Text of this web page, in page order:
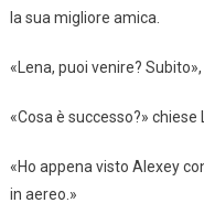
la sua migliore amica.
«Lena, puoi venire?
«Cosa è successo?» chiese
«Ho appena visto Alexey
in aereo.»